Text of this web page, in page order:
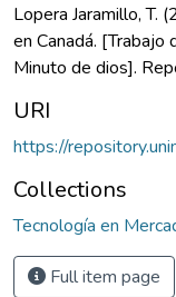
Lopera Jaramillo, T.
en Canadá. [Trabajo
Minuto de dios].
URI
https://
Collections
Tecnología en
Full item page